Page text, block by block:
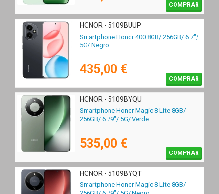
COMPRAR
HONOR - 5109BUUP
Smartphone Honor 400 8GB/ 256GB/ 6.7"/
5G/ Negro
435,00 €
COMPRAR
HONOR - 5109BYQU
Smartphone Honor Magic 8 Lite 8GB/
256GB/ 6.79"/ 5G/ Verde
535,00 €
COMPRAR
HONOR - 5109BYQT
Smartphone Honor Magic 8 Lite 8GB/